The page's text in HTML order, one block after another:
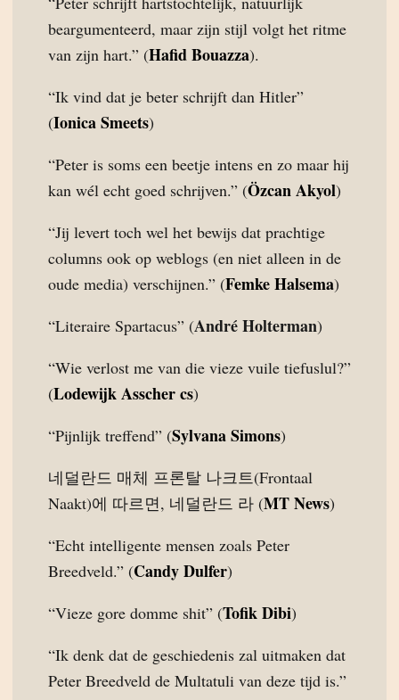
beargumenteerd, maar zijn stijl volgt het ritme
van zijn hart.” (Hafid Bouazza).
“Ik vind dat je beter schrijft dan Hitler”
(Ionica Smeets)
“Peter is soms een beetje intens en zo maar hij
kan wél echt goed schrijven.” (Özcan Akyol)
“Jij levert toch wel het bewijs dat prachtige
columns ook op weblogs (en niet alleen in de
oude media) verschijnen.” (Femke Halsema)
“Literaire Spartacus” (André Holterman)
“Wie verlost me van die vieze vuile tiefuslul?”
(Lodewijk Asscher cs)
“Pijnlijk treffend” (Sylvana Simons)
네덜란드 매체 프론탈 나크트(Frontaal
Naakt)에 따르면, 네덜란드 라 (MT News)
“Echt intelligente mensen zoals Peter
Breedveld.” (Candy Dulfer)
“Vieze gore domme shit” (Tofik Dibi)
“Ik denk dat de geschiedenis zal uitmaken dat
Peter Breedveld de Multatuli van deze tijd is.”